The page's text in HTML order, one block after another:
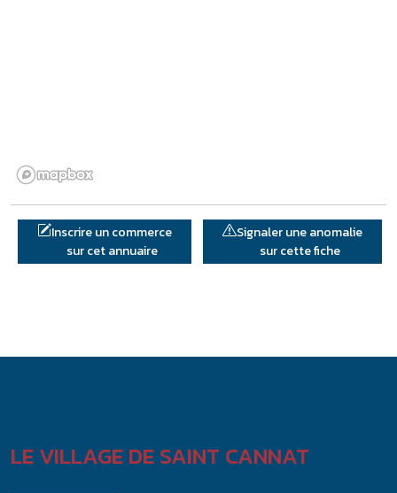
Inscrire un commerce
sur cet annuaire
Signaler une anomalie
sur cette fiche
LE VILLAGE DE SAINT CANNAT